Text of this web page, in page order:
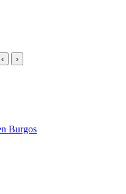
‹ ›
Burgos